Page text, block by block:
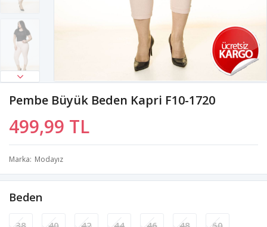
Pembe Büyük Beden Kapri F10-1720
499,99 TL
Marka Modayız
Beden